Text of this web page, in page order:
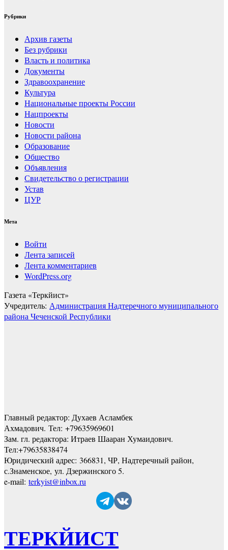
Рубрики
Архив газеты
Без рубрики
Власть и политика
Документы
Здравоохранение
Культура
Национальные проекты России
Нацпроекты
Новости
Новости района
Образование
Общество
Объявления
Свидетельство о регистрации
Устав
ЦУР
Мета
Войти
Лента записей
Лента комментариев
WordPress.org
Газета «Теркйист»
Учредитель: Администрация Надтеречного муниципального
района Чеченской Республики
Главный редактор: Духаев Асламбек
Ахмадович. Тел: +79635969601
Зам. гл. редактора: Итраев Шааран Хумаидович.
Тел:+79635838474
Юридический адрес: 366831, ЧР, Надтеречный район,
с.Знаменское, ул. Дзержинского 5.
e-mail: terkyist@inbox.ru
ТЕРКЙИСТ